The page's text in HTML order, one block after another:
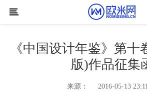
Skip to content
《中国设计年鉴》第十
版)作品征集
来源： 2016-05-13